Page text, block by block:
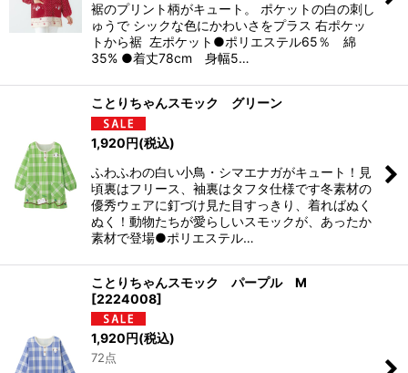
裾のプリント柄がキュート。 ポケットの白の刺し
ゅうで シックな色にかわいさをプラス 右ポケッ
トから裾 左ポケット●ポリエステル65％ 綿
35% ●着丈78cm 身幅5…
ことりちゃんスモック グリーン
1,920円(税込)
ふわふわの白い小鳥・シマエナガがキュート！見
頃裏はフリース、袖裏はタフタ仕様です冬素材の
優秀ウェアに釘づけ見た目すっきり、着ればぬく
ぬく！動物たちが愛らしいスモックが、あったか
素材で登場●ポリエステル…
ことりちゃんスモック パープル M
[2224008]
1,920円(税込)
72点